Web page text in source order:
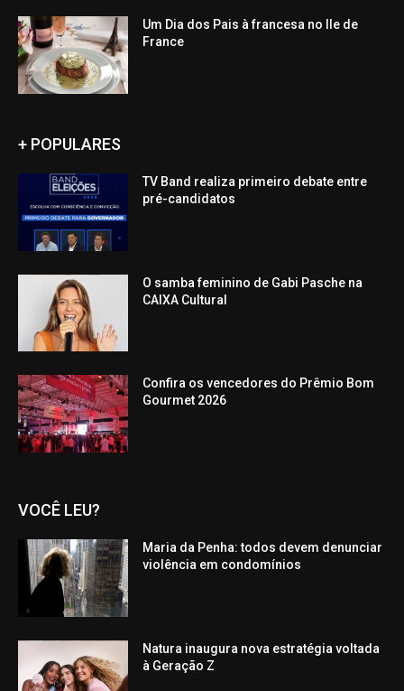
Um Dia dos Pais à francesa no Ile de
France
+ POPULARES
TV Band realiza primeiro debate entre
pré-candidatos
O samba feminino de Gabi Pasche na
CAIXA Cultural
Confira os vencedores do Prêmio Bom
Gourmet 2026
VOCÊ LEU?
Maria da Penha: todos devem denunciar
violência em condomínios
Natura inaugura nova estratégia voltada
à Geração Z